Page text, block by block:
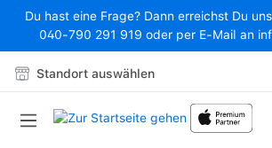
Zum Hauptinhalt springen
Du hast eine Frage? Dann erreichst Du
040-790 291 919 oder per E-Mail an
Standort auswählen